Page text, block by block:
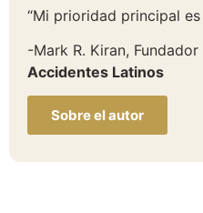
“Mi prioridad principal es
-Mark R. Kiran, Fundador
Accidentes Latinos
Sobre el autor